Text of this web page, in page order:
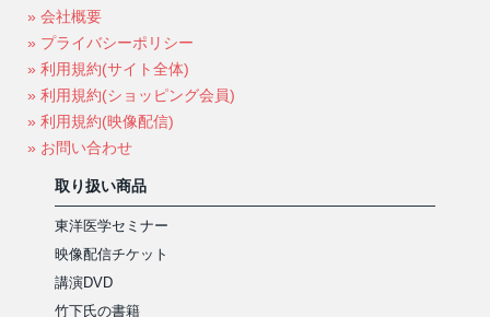
» 会社概要
» プライバシーポリシー
» 利用規約(サイト全体)
» 利用規約(ショッピング会員)
» 利用規約(映像配信)
» お問い合わせ
取り扱い商品
東洋医学セミナー
映像配信チケット
講演DVD
竹下氏の書籍